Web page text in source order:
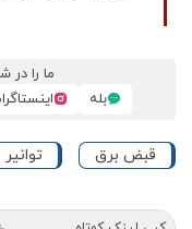
ما را در
بله
قبض برق توانیر